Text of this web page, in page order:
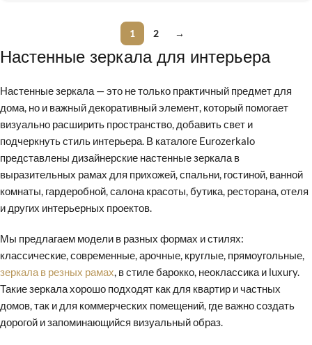
1 2 →
Настенные зеркала для интерьера
Настенные зеркала — это не только практичный предмет для
дома, но и важный декоративный элемент, который помогает
визуально расширить пространство, добавить свет и
подчеркнуть стиль интерьера. В каталоге Eurozerkalo
представлены дизайнерские настенные зеркала в
выразительных рамах для прихожей, спальни, гостиной, ванной
комнаты, гардеробной, салона красоты, бутика, ресторана, отеля
и других интерьерных проектов.
Мы предлагаем модели в разных формах и стилях:
классические, современные, арочные, круглые, прямоугольные,
зеркала в резных рамах, в стиле барокко, неоклассика и luxury.
Такие зеркала хорошо подходят как для квартир и частных
домов, так и для коммерческих помещений, где важно создать
дорогой и запоминающийся визуальный образ.